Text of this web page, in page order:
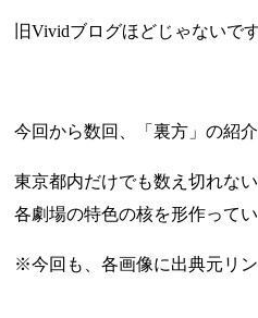
旧Vividブログほどじゃないで
今回から数回、「裏方」の紹
東京都内だけでも数え切れな
各劇場の特色の核を形作って
※今回も、各画像に出典元リ